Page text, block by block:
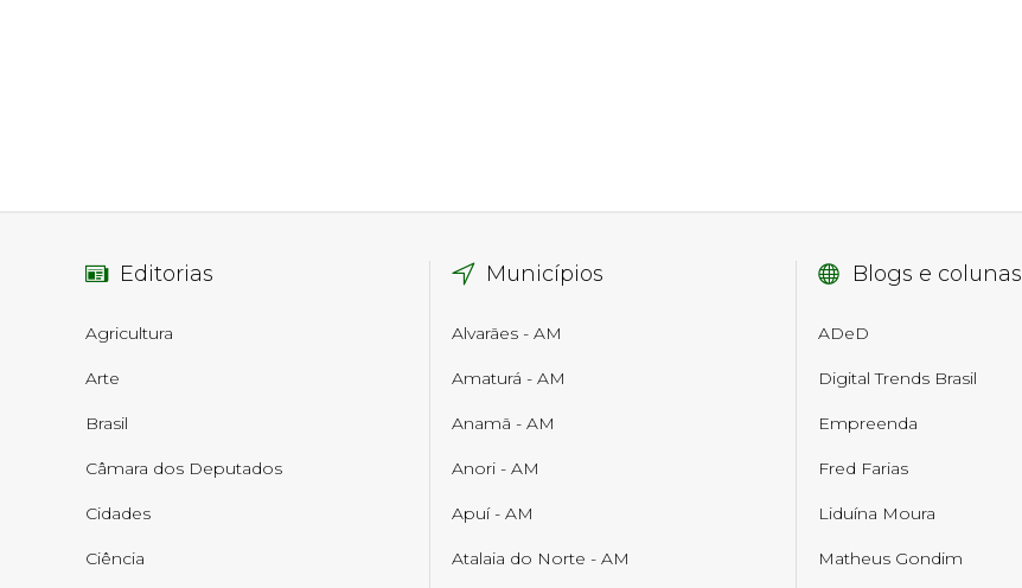
Editorias
Agricultura
Arte
Brasil
Câmara dos Deputados
Cidades
Ciência
Municípios
Alvarães - AM
Amaturá - AM
Anamã - AM
Anori - AM
Apuí - AM
Atalaia do Norte - AM
Blogs e colunas
ADeD
Digital Trends Brasil
Empreenda
Fred Farias
Liduína Moura
Matheus Gondim